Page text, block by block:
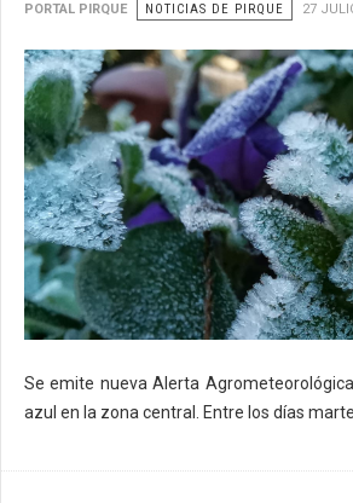
PORTAL PIRQUE NOTICIAS DE PIRQUE 27
Se emite nueva Alerta
azul en la zona central. Entre los días